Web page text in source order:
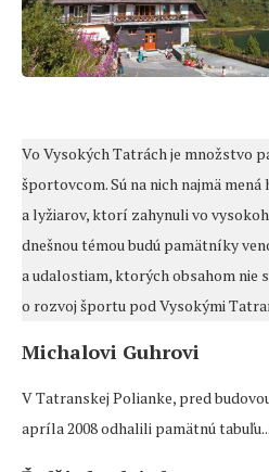
Vo Vysokých Tatrách je množstvo
športovcom. Sú na nich najmä
a lyžiarov, ktorí zahynuli vo
dnešnou témou budú pamätníky
a udalostiam, ktorých obsahom nie
o rozvoj športu pod Vysokými
Michalovi Guhrovi
V Tatranskej Polianke, pred
apríla 2008 odhalili pamätnú tabuľu...